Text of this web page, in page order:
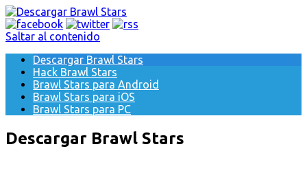
Saltar al contenido
Descargar Brawl Stars
Hack Brawl Stars
Brawl Stars para Android
Brawl Stars para iOS
Brawl Stars para PC
Descargar Brawl Stars